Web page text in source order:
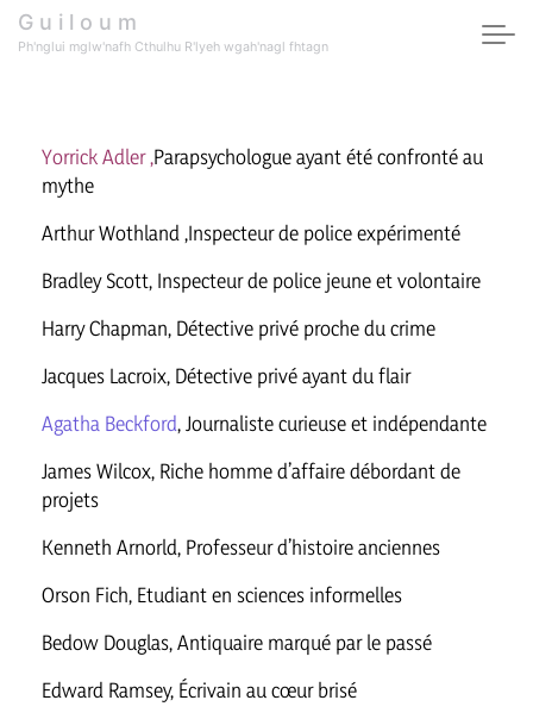
G u i l o u m
Ph'nglui mglw'nafh Cthulhu R'lyeh wgah'nagl fhtagn
Yorrick Adler ,Parapsychologue ayant été confronté au
mythe
Arthur Wothland ,Inspecteur de police expérimenté
Bradley Scott, Inspecteur de police jeune et volontaire
Harry Chapman, Détective privé proche du crime
Jacques Lacroix, Détective privé ayant du flair
Agatha Beckford, Journaliste curieuse et indépendante
James Wilcox, Riche homme d’affaire débordant de
projets
Kenneth Arnorld, Professeur d’histoire anciennes
Orson Fich, Etudiant en sciences informelles
Bedow Douglas, Antiquaire marqué par le passé
Edward Ramsey, Écrivain au cœur brisé